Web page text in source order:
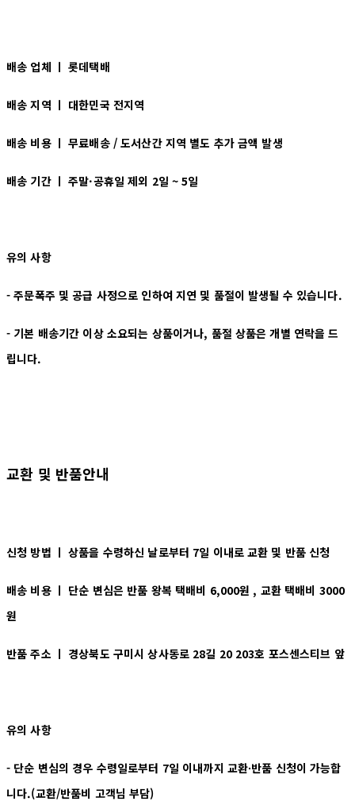
배송 업체 ㅣ 롯데택배
배송 지역 ㅣ 대한민국 전지역
배송 비용 ㅣ무료배송 / 도서산간 지역 별도 추가 금액 발생
배송 기간 ㅣ주말·공휴일 제외 2일 ~ 5일
유의 사항
- 주문폭주 및 공급 사정으로 인하여 지연 및 품절이 발생될 수 있습니다.
- 기본 배송기간 이상 소요되는 상품이거나, 품절 상품은 개별 연락을 드
립니다.
교환 및 반품안내
신청 방법 ㅣ상품을 수령하신 날로부터 7일 이내로 교환 및 반품 신청
배송 비용 ㅣ 단순 변심은 반품 왕복 택배비 6,000원 , 교환 택배비 3000
원
반품 주소 ㅣ 경상북도 구미시 상사동로 28길 20 203호 포스센스티브 앞
유의 사항
- 단순 변심의 경우 수령일로부터 7일 이내까지 교환∙반품 신청이 가능합
니다.(교환/반품비 고객님 부담)